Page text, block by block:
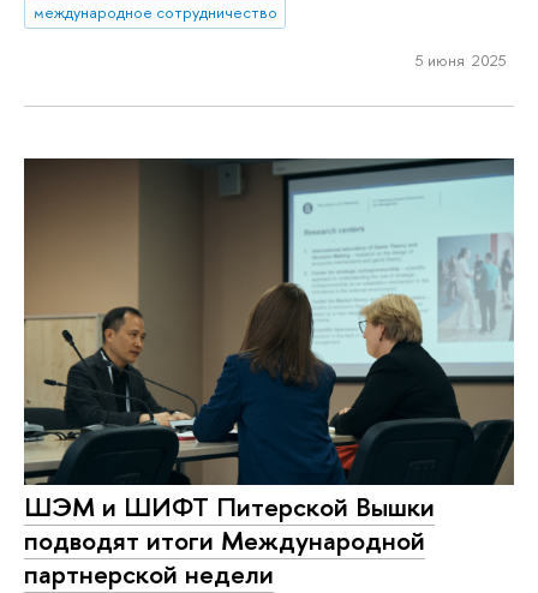
международное сотрудничество
5 июня 2025
ШЭМ и ШИФТ Питерской Вышки
подводят итоги Международной
партнерской недели